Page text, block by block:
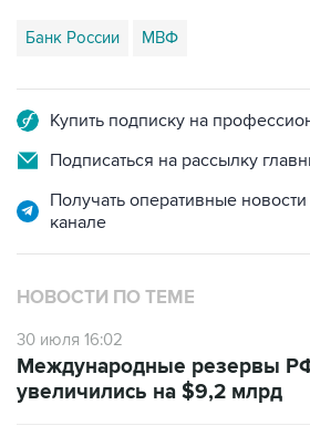
Банк России МВФ
Купить подписку на
Подписаться на рассылку
Получать оперативные
канале
НОВОСТИ ПО ТЕМЕ
30 июля 16:02
Международные резервы
увеличились на $9,2 млрд